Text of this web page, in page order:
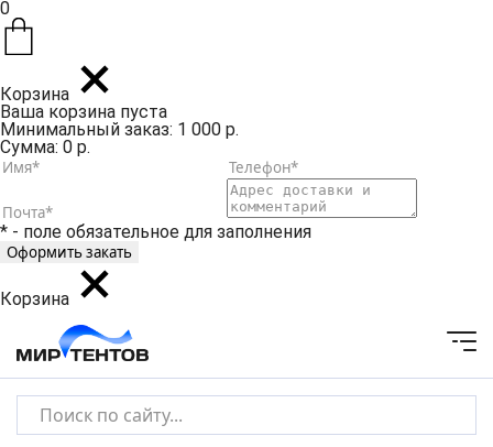
0
Корзина
Ваша корзина пуста
Минимальный заказ: 1 000 р.
Сумма: 0 р.
* - поле обязательное для заполнения
Корзина